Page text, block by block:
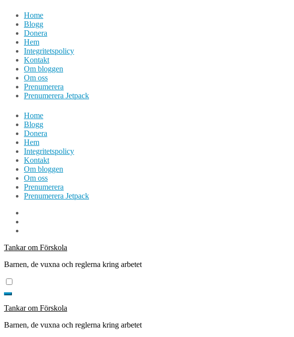
Hoppa
innehåll
Home
Blogg
Donera
Hem
Integritetspolicy
Kontakt
Om bloggen
Om oss
Prenumerera
Prenumerera Jetpack
Home
Blogg
Donera
Hem
Integritetspolicy
Kontakt
Om bloggen
Om oss
Prenumerera
Prenumerera Jetpack
Tankar om Förskola
Barnen, de vuxna och reglerna kring arbetet
Tankar om Förskola
Barnen, de vuxna och reglerna kring arbetet